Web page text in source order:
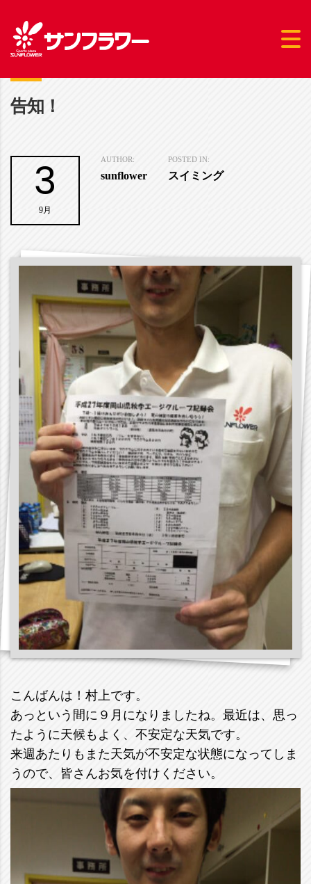
告知！
3
9月
AUTHOR:
sunflower
POSTED IN:
スイミング
こんばんは！村上です。
あっという間に９月になりましたね。最近は、思っ
たように天候もよく、不安定な天気です。
来週あたりもまた天気が不安定な状態になってしま
うので、皆さんお気を付けください。